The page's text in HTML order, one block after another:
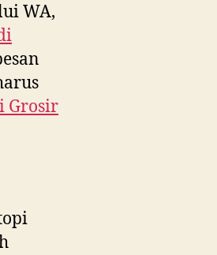
WA,
Grosir